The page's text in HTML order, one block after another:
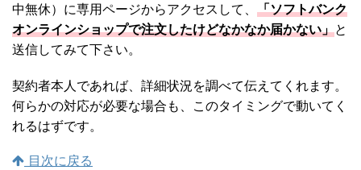
中無休）に専用ページからアクセスして、 「ソフトバンク
オンラインショップで注文したけどなかなか届かない」と
送信してみて下さい。
契約者本人であれば、詳細状況を調べて伝えてくれます。
何らかの対応が必要な場合も、このタイミングで動いてく
れるはずです。
目次に戻る